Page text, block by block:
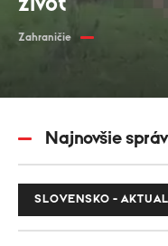
Zahraničie
Najnovšie
SLOVENSKO -